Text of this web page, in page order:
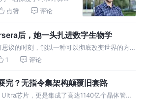
于此，他还成长为一名
点赞 评论
后，她一头扎进数字生物学
议的时刻，能以一种可以彻底改变世界的方式
这是我义不容辞的责任，如果我能做到的话，
1 评论
完？无指令集架构颠覆旧套路
芯片，更是集成了高达1140亿个晶体管。